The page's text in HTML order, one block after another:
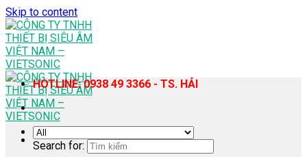
Skip to content
HOTLINE: 0938 49 3366 - TS. HẢI
Search for: